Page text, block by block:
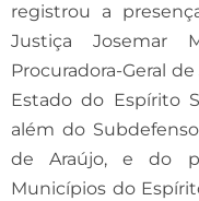
registrou a
Justiça Josemar
Procuradora-Geral
Estado do Espírito
além do
de Araújo, e do
Municípios do